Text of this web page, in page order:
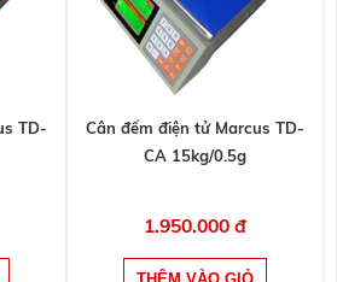
TD-
Cân đếm điện tử Marcus TD-
CA 15kg/0.5g
1.950.000 đ